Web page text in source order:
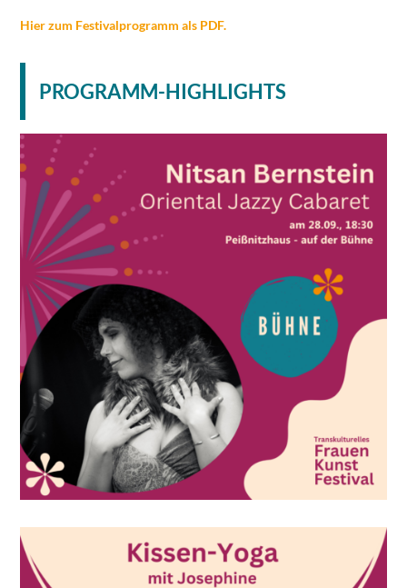
Hier zum Festivalprogramm als PDF.
PROGRAMM-HIGHLIGHTS